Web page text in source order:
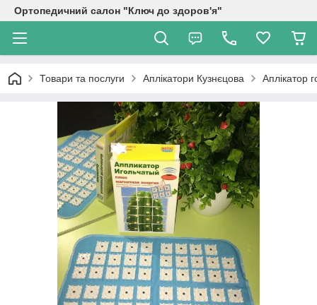
Ортопедичний салон "Ключ до здоров'я"
Товари та послуги Аплікатори Кузнєцова Аплікатор